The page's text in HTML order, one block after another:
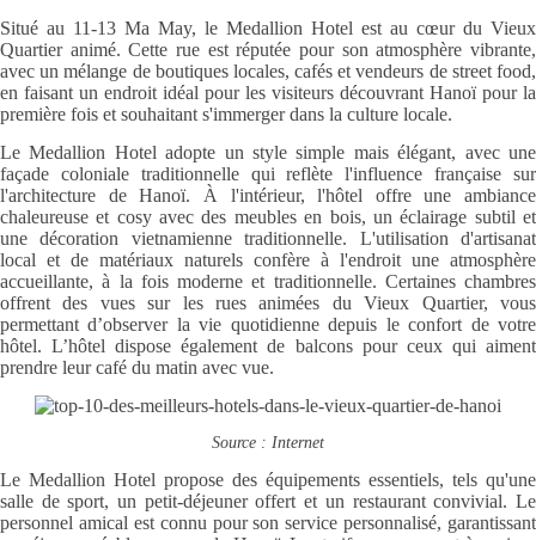
Situé au 11-13 Ma May, le Medallion Hotel est au cœur du Vieux
Quartier animé. Cette rue est réputée pour son atmosphère vibrante,
avec un mélange de boutiques locales, cafés et vendeurs de street food,
en faisant un endroit idéal pour les visiteurs découvrant Hanoï pour la
première fois et souhaitant s'immerger dans la culture locale.
Le Medallion Hotel adopte un style simple mais élégant, avec une
façade coloniale traditionnelle qui reflète l'influence française sur
l'architecture de Hanoï. À l'intérieur, l'hôtel offre une ambiance
chaleureuse et cosy avec des meubles en bois, un éclairage subtil et
une décoration vietnamienne traditionnelle. L'utilisation d'artisanat
local et de matériaux naturels confère à l'endroit une atmosphère
accueillante, à la fois moderne et traditionnelle. Certaines chambres
offrent des vues sur les rues animées du Vieux Quartier, vous
permettant d’observer la vie quotidienne depuis le confort de votre
hôtel. L’hôtel dispose également de balcons pour ceux qui aiment
prendre leur café du matin avec vue.
Source : Internet
Le Medallion Hotel propose des équipements essentiels, tels qu'une
salle de sport, un petit-déjeuner offert et un restaurant convivial. Le
personnel amical est connu pour son service personnalisé, garantissant